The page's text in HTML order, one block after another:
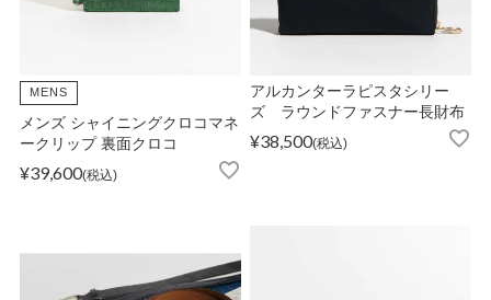
MENS
メンズ シャイニングクロコマネ
ークリップ 裏面クロコ
¥39,600 税込
アルカンターラピスタシリー
ズ ラウンドファスナー長財布
¥38,500 税込